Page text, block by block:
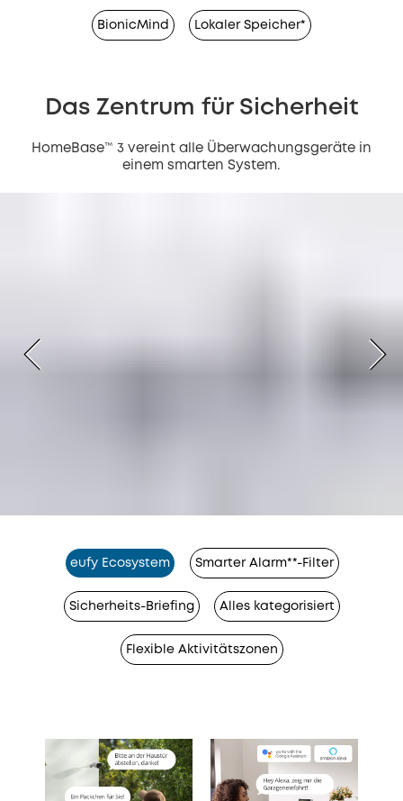
BionicMind Lokaler Speicher*
Das Zentrum für Sicherheit
HomeBase™ 3 vereint alle Überwachungsgeräte in
einem smarten System.
eufy Ecosystem Smarter Alarm**-Filter
Sicherheits-Briefing Alles kategorisiert
Flexible Aktivitätszonen